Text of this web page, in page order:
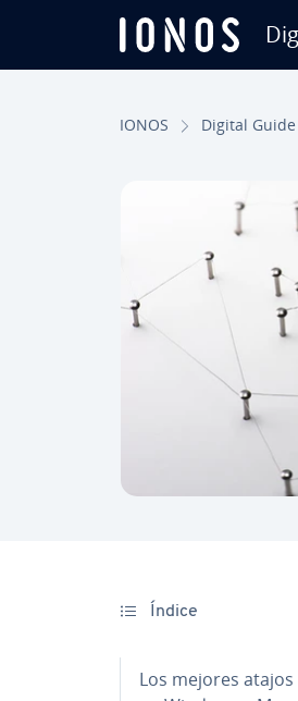
IONOS Digital Guide
Índice
Los mejores atajos